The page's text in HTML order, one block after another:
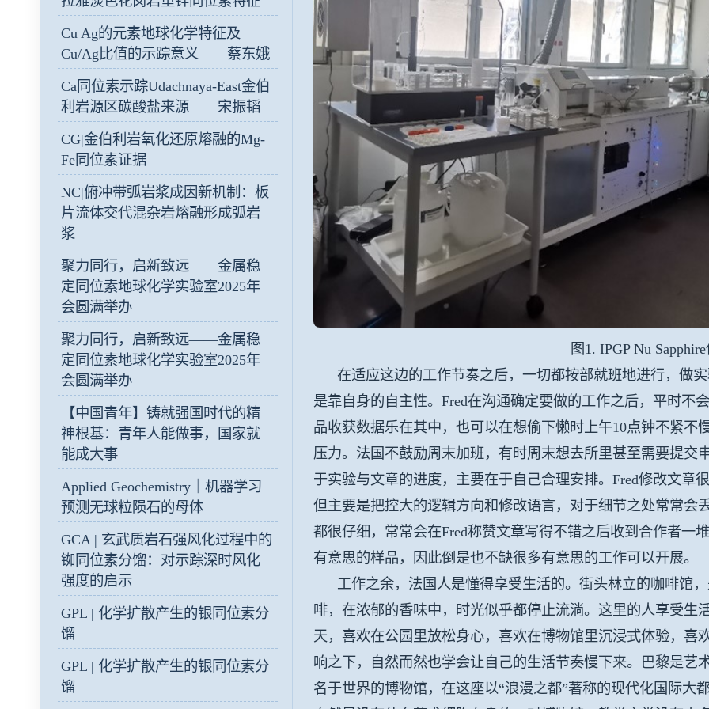
Cu Ag的元素地球化学特征及
Cu/Ag比值的示踪意义——蔡东娥
Ca同位素示踪Udachnaya-East金伯
利岩源区碳酸盐来源——宋振韬
CG|金伯利岩氧化还原熔融的Mg-
Fe同位素证据
NC|俯冲带弧岩浆成因新机制：板
片流体交代混杂岩熔融形成弧岩
浆
聚力同行，启新致远——金属稳
定同位素地球化学实验室2025年
会圆满举办
聚力同行，启新致远——金属稳
定同位素地球化学实验室2025年
会圆满举办
【中国青年】铸就强国时代的精
神根基：青年人能做事，国家就
能成大事
Applied Geochemistry｜机器学习
预测无球粒陨石的母体
GCA | 玄武质岩石强风化过程中的
铷同位素分馏：对示踪深时风化
强度的启示
GPL | 化学扩散产生的银同位素分
馏
GPL | 化学扩散产生的银同位素分
馏
图1. IPGP Nu
在适应这边的工作节奏之后，一切都按部就班地进行，做
是靠自身的自主性。Fred在沟通确定要做的工作之后，平时不
品收获数据乐在其中，也可以在想偷下懒时上午10点钟不紧不
压力。法国不鼓励周末加班，有时周末想去所里甚至需要提交
于实验与文章的进度，主要在于自己合理安排。Fred修改文章
但主要是把控大的逻辑方向和修改语言，对于细节之处常常会
都很仔细，常常会在Fred称赞文章写得不错之后收到合作者一
有意思的样品，因此倒是也不缺很多有意思的工作可以开展。
工作之余，法国人是懂得享受生活的。街头林立的咖啡馆
啡，在浓郁的香味中，时光似乎都停止流淌。这里的人享受生
天，喜欢在公园里放松身心，喜欢在博物馆里沉浸式体验，喜
响之下，自然而然也学会让自己的生活节奏慢下来。巴黎是艺
名于世界的博物馆，在这座以“浪漫之都”著称的现代化国际大